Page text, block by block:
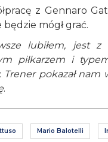
z Gennaro
będzie mógł grać.
lubiłem, jest
piłkarzem i
pokazał
.
Mario Balotelli